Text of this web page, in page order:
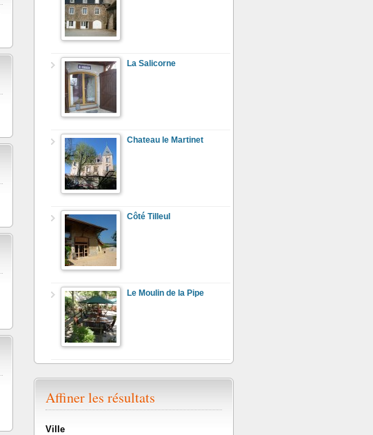
La Salicorne
Chateau le Martinet
Côté Tilleul
Le Moulin de la Pipe
Affiner les résultats
Ville